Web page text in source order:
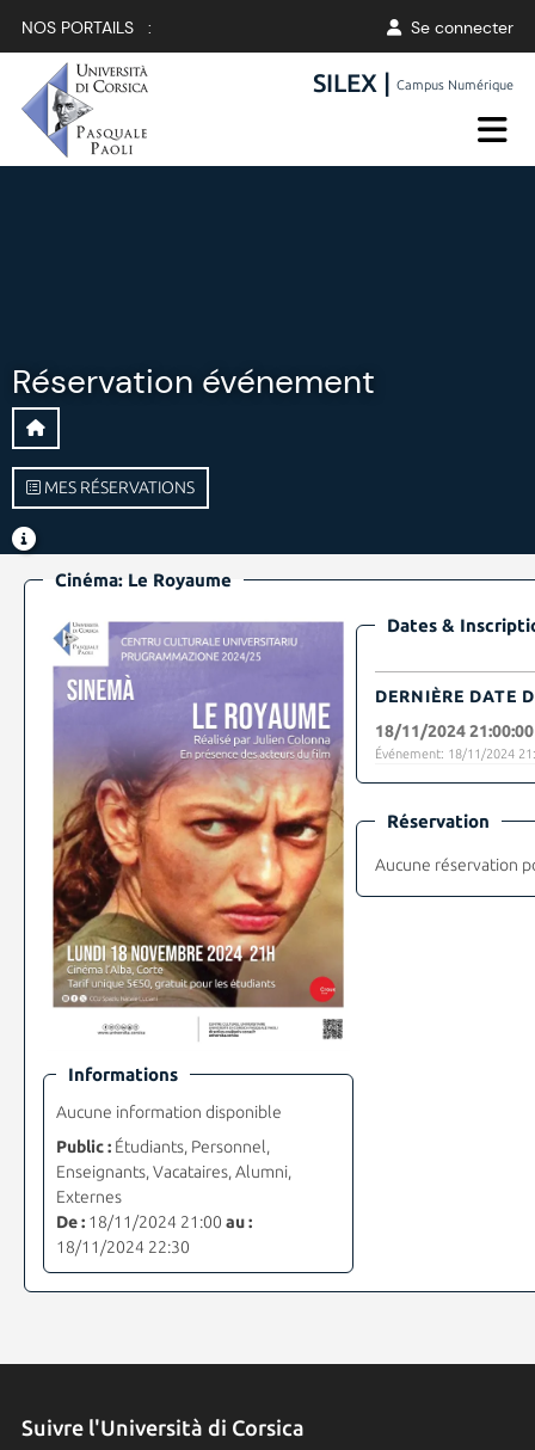
NOS PORTAILS : Se connecter
SILEX |Campus Numérique
Réservation événement
MES RÉSERVATIONS
Cinéma: Le Royaume
Informations
Aucune information disponible
Public :Étudiants, Personnel,
Enseignants, Vacataires, Alumni,
Externes
De :18/11/2024 21:00 au :
18/11/2024 22:30
Dates &
DERNIÈRE DATE
18/11/2024 21:00:00
Événement: 18/11/2024
Réservation
Aucune réservation
Suivre l'Università di Corsica